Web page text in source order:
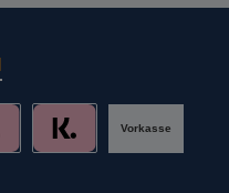
Vorkasse